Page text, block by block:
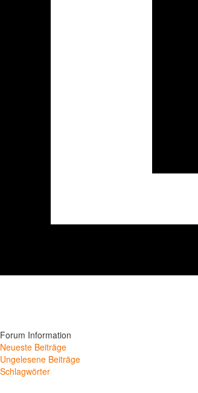
Forum Information
Neueste Beiträge
Ungelesene Beiträge
Schlagwörter